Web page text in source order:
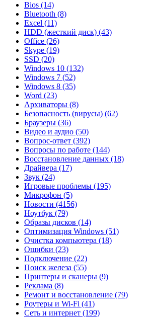
Bios (14)
Bluetooth (8)
Excel (11)
HDD (жесткий диск) (43)
Office (26)
Skype (19)
SSD (20)
Windows 10 (132)
Windows 7 (52)
Windows 8 (35)
Word (23)
Архиваторы (8)
Безопасность (вирусы) (62)
Браузеры (36)
Видео и аудио (50)
Вопрос-ответ (392)
Вопросы по работе (144)
Восстановление данных (18)
Драйвера (17)
Звук (24)
Игровые проблемы (195)
Микрофон (5)
Новости (4156)
Ноутбук (79)
Образы дисков (14)
Оптимизация Windows (51)
Очистка компьютера (18)
Ошибки (23)
Подключение (22)
Поиск железа (55)
Принтеры и сканеры (9)
Реклама (8)
Ремонт и восстановление (79)
Роутеры и Wi-Fi (41)
Сеть и интернет (199)